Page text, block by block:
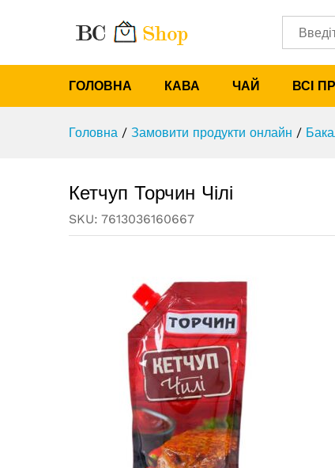
Категорії
ГОЛОВНА КАВА ЧАЙ ВСІ
Головна / Замовити продукти онлайн /
Кетчуп Торчин Чілі
SKU: 7613036160667
Характеристики